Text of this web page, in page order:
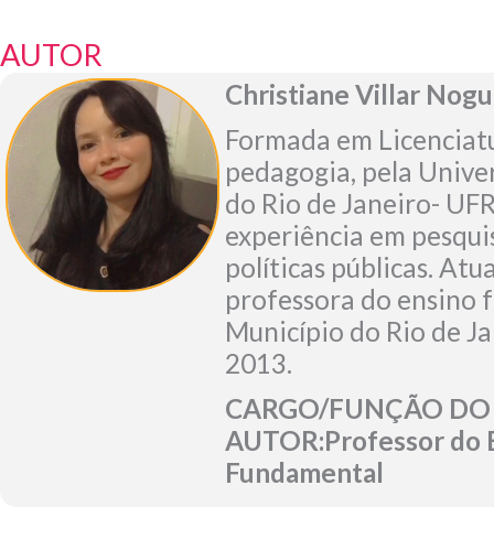
AUTOR
Christiane Villar
Formada em
pedagogia, pela
do Rio de Janeiro-
experiência em
políticas públicas.
professora do ensino
Município do Rio de
2013.
CARGO/FUNÇÃO DO
AUTOR:Professor do
Fundamental